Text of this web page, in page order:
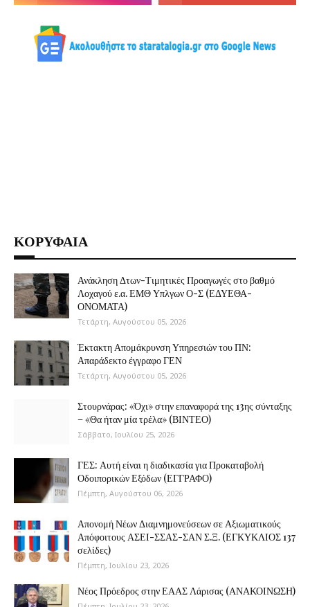
ΚΟΡΥΦΑΙΑ
Ανάκληση Δτων-Τιμητικές Προαγωγές στο βαθμό
Λοχαγού ε.α. ΕΜΘ Υπλγων Ο-Σ (ΕΔΥΕΘΑ-
ΟΝΟΜΑΤΑ)
Τετάρτη, Αυγούστου 05, 2026
Έκτακτη Απομάκρυνση Υπηρεσιών του ΠΝ:
Απαράδεκτο έγγραφο ΓΕΝ
Τετάρτη, Αυγούστου 05, 2026
Στουρνάρας: «Όχι» στην επαναφορά της 13ης σύνταξης
– «Θα ήταν μία τρέλα» (ΒΙΝΤΕΟ)
Σάββατο, Ιουλίου 25, 2026
ΓΕΣ: Αυτή είναι η διαδικασία για Προκαταβολή
Οδοιπορικών Εξόδων (ΕΓΓΡΑΦΟ)
Πέμπτη, Αυγούστου 06, 2026
Απονομή Νέων Διαμνημονεύσεων σε Αξιωματικούς
Απόφοιτους ΑΣΕΙ-ΣΣΑΣ-ΣΑΝ Σ.Ξ. (ΕΓΚΥΚΛΙΟΣ 137
σελίδες)
Πέμπτη, Ιουλίου 23, 2026
Νέος Πρόεδρος στην ΕΑΑΣ Λάρισας (ΑΝΑΚΟΙΝΩΣΗ)